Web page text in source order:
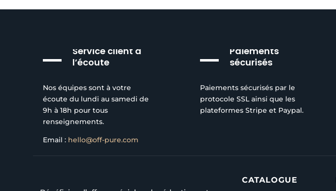
Service client à
l’écoute
Nos équipes sont à votre
écoute du lundi au samedi de
9h à 18h pour tous
renseignements.
Email : hello@off-pure.com
Paiements
sécurisés
Paiements sécurisés par le
protocole SSL ainsi que les
plateformes Stripe et Paypal.
CATALOGUE